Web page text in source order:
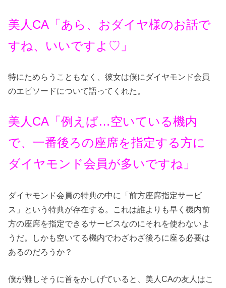
美人CA「あら、おダイヤ様のお話で
すね、いいですよ♡」
特にためらうこともなく、彼女は僕にダイヤモンド会員
のエピソードについて語ってくれた。
美人CA「例えば…空いている機内
で、一番後ろの座席を指定する方に
ダイヤモンド会員が多いですね」
ダイヤモンド会員の特典の中に「前方座席指定サービ
ス」という特典が存在する。これは誰よりも早く機内前
方の座席を指定できるサービスなのにそれを使わないよ
うだ。しかも空いてる機内でわざわざ後ろに座る必要は
あるのだろうか？
僕が難しそうに首をかしげていると、美人CAの友人はこ